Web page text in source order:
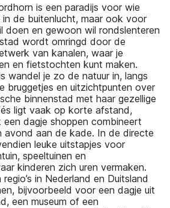
is een paradijs voor wie
de buitenlucht, maar ook voor
doen en gewoon wil rondslenteren
wordt omringd door de
van kanalen, waar je
en fietstochten kunt maken.
wandel je zo de natuur in, langs
bruggetjes en uitzichtpunten over
binnenstad met haar gezellige
ligt vaak op korte afstand,
dagje shoppen combineert
avond aan de kade. In de directe
leuke uitstapjes voor
speeltuinen en
kinderen zich uren vermaken.
in Nederland en Duitsland
bijvoorbeeld voor een dagje uit
een museum of een